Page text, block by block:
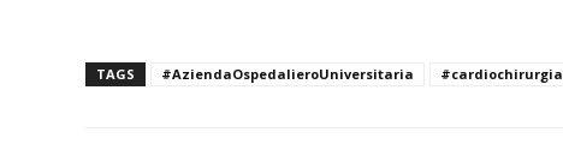
TAGS #AziendaOspedalieroUniversitaria #cardiochirurgia